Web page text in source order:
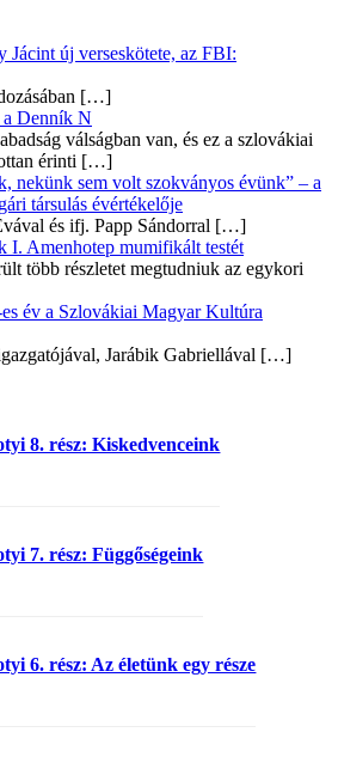
Jácint új verseskötete, az FBI:
[…]
Denník N
válságban van, és ez a szlovákiai
érinti […]
nekünk sem volt szokványos évünk” – a
társulás évértékelője
és ifj. Papp Sándorral […]
I. Amenhotep mumifikált testét
több részletet megtudniuk az egykori
év a Szlovákiai Magyar Kultúra
Jarábik Gabriellával […]
8. rész: Kiskedvenceink
7. rész: Függőségeink
6. rész: Az életünk egy része